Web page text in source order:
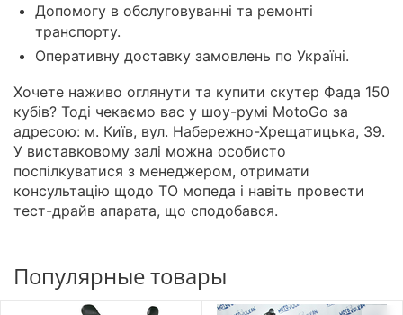
Допомогу в обслуговуванні та ремонті
транспорту.
Оперативну доставку замовлень по Україні.
Хочете наживо оглянути та купити скутер Фада 150
кубів? Тоді чекаємо вас у шоу-румі MotoGo за
адресою: м. Київ, вул. Набережно-Хрещатицька, 39.
У виставковому залі можна особисто
поспілкуватися з менеджером, отримати
консультацію щодо ТО мопеда і навіть провести
тест-драйв апарата, що сподобався.
Популярные товары